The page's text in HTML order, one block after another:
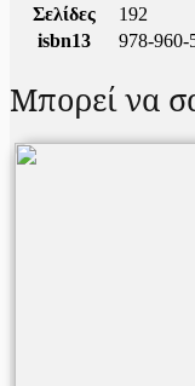
Σελίδες
192
isbn13
978-960-
Μπορεί να